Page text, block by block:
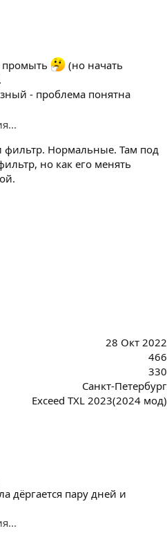
промыть
(но начать
- проблема понятна
фильтр. Нормальные. Там под
но как его менять
28 Окт 2022
466
330
Санкт-Петербург
Exceed TXL 2023(2024 мод)
дёргается пару дней и